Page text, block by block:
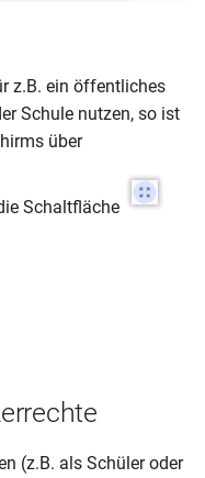
z.B. ein öffentliches
Schule nutzen, so ist
über
Schaltfläche
(z.B. als Schüler oder